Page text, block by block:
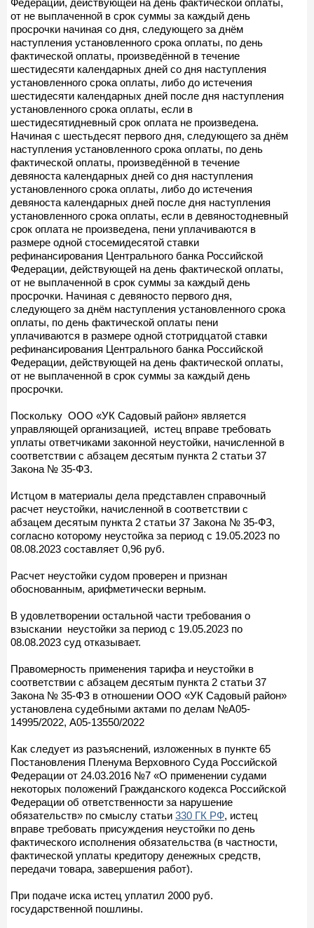
от не выплаченной в срок суммы за каждый день
просрочки начиная со дня, следующего за днём
наступления установленного срока оплаты, по день
фактической оплаты, произведённой в течение
шестидесяти календарных дней со дня наступления
установленного срока оплаты, либо до истечения
шестидесяти календарных дней после дня наступления
установленного срока оплаты, если в
шестидесятидневный срок оплата не произведена.
Начиная с шестьдесят первого дня, следующего за днём
наступления установленного срока оплаты, по день
фактической оплаты, произведённой в течение
девяноста календарных дней со дня наступления
установленного срока оплаты, либо до истечения
девяноста календарных дней после дня наступления
установленного срока оплаты, если в девяностодневный
срок оплата не произведена, пени уплачиваются в
размере одной стосемидесятой ставки
рефинансирования Центрального банка Российской
Федерации, действующей на день фактической оплаты,
от не выплаченной в срок суммы за каждый день
просрочки. Начиная с девяносто первого дня,
следующего за днём наступления установленного срока
оплаты, по день фактической оплаты пени
уплачиваются в размере одной стотридцатой ставки
рефинансирования Центрального банка Российской
Федерации, действующей на день фактической оплаты,
от не выплаченной в срок суммы за каждый день
просрочки.
Поскольку ООО «УК Садовый район» является
управляющей организацией, истец вправе требовать
уплаты ответчиками законной неустойки, начисленной в
соответствии с абзацем десятым пункта 2 статьи 37
Закона № 35-ФЗ.
Истцом в материалы дела представлен справочный
расчет неустойки, начисленной в соответствии с
абзацем десятым пункта 2 статьи 37 Закона № 35-ФЗ,
согласно которому неустойка за период с 19.05.2023 по
08.08.2023 составляет 0,96 руб.
Расчет неустойки судом проверен и признан
обоснованным, арифметически верным.
В удовлетворении остальной части требования о
взыскании неустойки за период с 19.05.2023 по
08.08.2023 суд отказывает.
Правомерность применения тарифа и неустойки в
соответствии с абзацем десятым пункта 2 статьи 37
Закона № 35-ФЗ в отношении ООО «УК Садовый район»
установлена судебными актами по делам №А05-
14995/2022, А05-13550/2022
Как следует из разъяснений, изложенных в пункте 65
Постановления Пленума Верховного Суда Российской
Федерации от 24.03.2016 №7 «О применении судами
некоторых положений Гражданского кодекса Российской
Федерации об ответственности за нарушение
обязательств» по смыслу статьи 330 ГК РФ, истец
вправе требовать присуждения неустойки по день
фактического исполнения обязательства (в частности,
фактической уплаты кредитору денежных средств,
передачи товара, завершения работ).
При подаче иска истец уплатил 2000 руб.
государственной пошлины.